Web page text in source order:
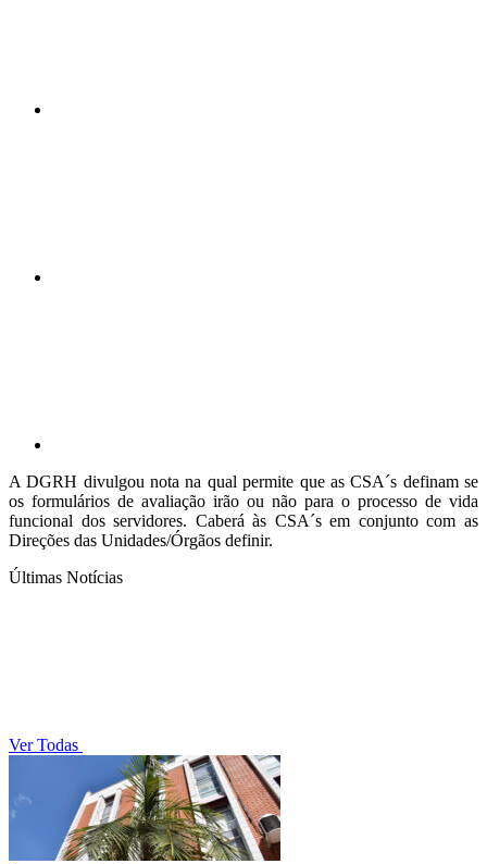
A DGRH divulgou nota na qual permite que as CSA´s definam se
os formulários de avaliação irão ou não para o processo de vida
funcional dos servidores. Caberá às CSA´s em conjunto com as
Direções das Unidades/Órgãos definir.
Últimas Notícias
Ver Todas